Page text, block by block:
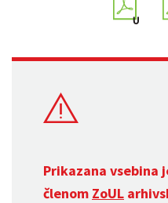
Prikazana vsebina
členom ZoUL